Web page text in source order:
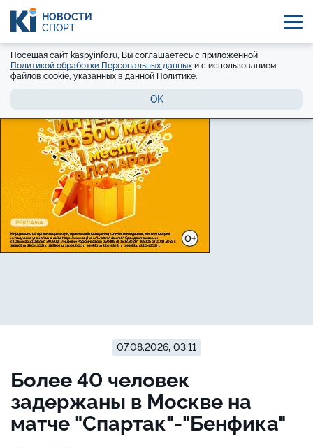
НОВОСТИ
СПОРТ
Посещая сайт kaspyinfo.ru, Вы соглашаетесь с приложенной
Политикой обработки Персональных данных и с использованием
файлов cookie, указанных в данной Политике.
OK
07.08.2026, 03:11
Более 40 человек
задержаны в Москве на
матче "Спартак"-"Бенфика"